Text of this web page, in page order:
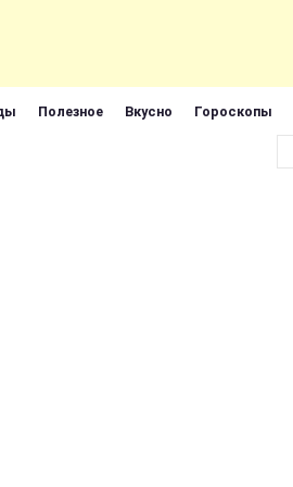
Полезное Вкусно Гороскопы